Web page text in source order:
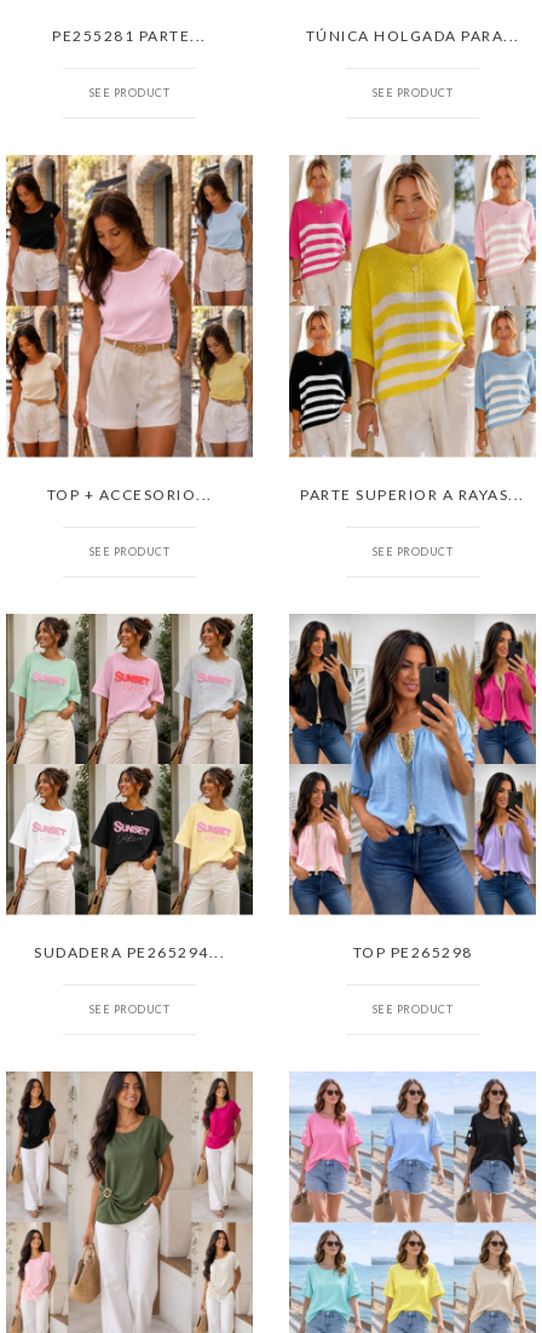
PE255281 PARTE...
SEE PRODUCT
TÚNICA HOLGADA PARA...
SEE PRODUCT
TOP + ACCESORIO...
SEE PRODUCT
PARTE SUPERIOR A RAYAS...
SEE PRODUCT
SUDADERA PE265294...
SEE PRODUCT
TOP PE265298
SEE PRODUCT